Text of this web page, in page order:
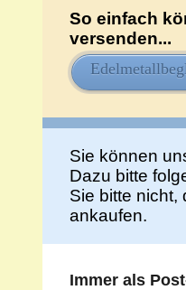
So einfach
versenden...
Sie können
Dazu bitte
Sie bitte
ankaufen.
Immer als